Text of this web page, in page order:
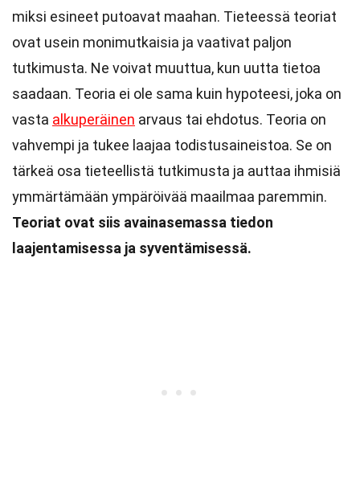
miksi esineet putoavat maahan. Tieteessä teoriat
ovat usein monimutkaisia ja vaativat paljon
tutkimusta. Ne voivat muuttua, kun uutta tietoa
saadaan. Teoria ei ole sama kuin hypoteesi, joka on
vasta alkuperäinen arvaus tai ehdotus. Teoria on
vahvempi ja tukee laajaa todistusaineistoa. Se on
tärkeä osa tieteellistä tutkimusta ja auttaa ihmisiä
ymmärtämään ympäröivää maailmaa paremmin.
Teoriat ovat siis avainasemassa tiedon
laajentamisessa ja syventämisessä.